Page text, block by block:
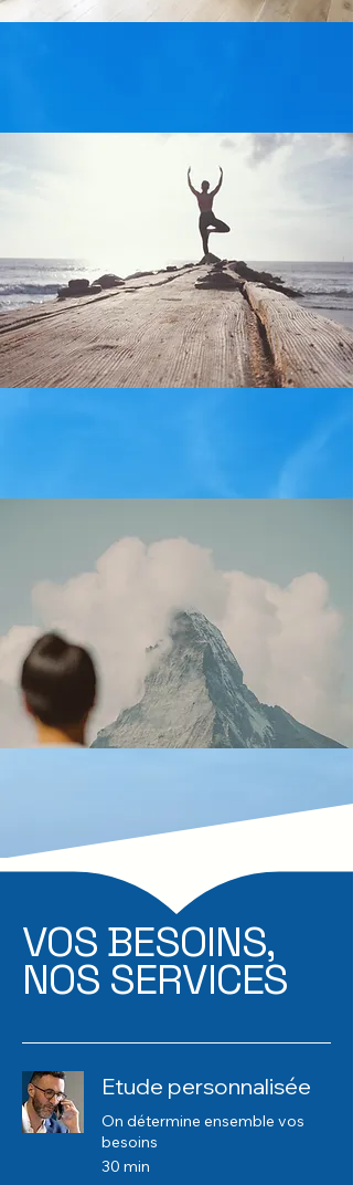
VOS BESOINS,
NOS SERVICES
Etude personnalisée
On détermine ensemble vos
besoins
30 min